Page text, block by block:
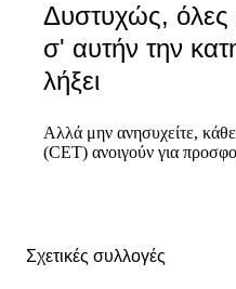
Δυστυχώς, όλες
σ' αυτήν την
λήξει
Αλλά μην ανησυχείτε,
(CET) ανοιγούν για
Σχετικές συλλογές